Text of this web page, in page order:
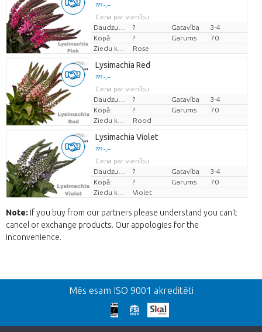
??? -,--
Cena par vienību
? Gatavība
3-4
Kopā:
? Garums
70
Ziedu krāsas
Rose
Lysimachia Red
??? -,--
Cena par vienību
? Gatavība
3-4
Kopā:
? Garums
70
Ziedu krāsas
Rood
Lysimachia Violet
??? -,--
Cena par vienību
? Gatavība
3-4
Kopā:
? Garums
70
Ziedu krāsas
Violet
Note: If you buy from our partners please understand you can't
cancel or exchange products. Our appologies for the
inconvenience.
Atpakaļ
We're sorry
Mēs esam ISO 9001 akreditēti